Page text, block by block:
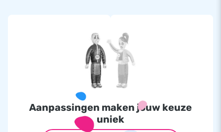
Aanpassingen maken jouw keuze
uniek